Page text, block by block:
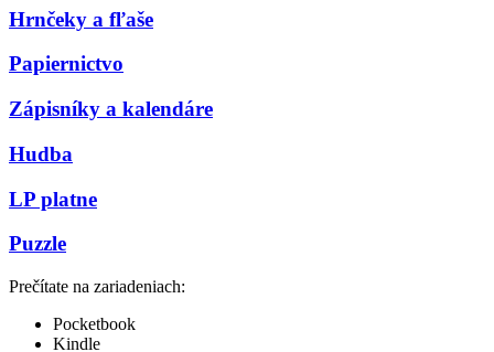
Hrnčeky a fľaše
Papiernictvo
Zápisníky a kalendáre
Hudba
LP platne
Puzzle
Prečítate na zariadeniach:
Pocketbook
Kindle